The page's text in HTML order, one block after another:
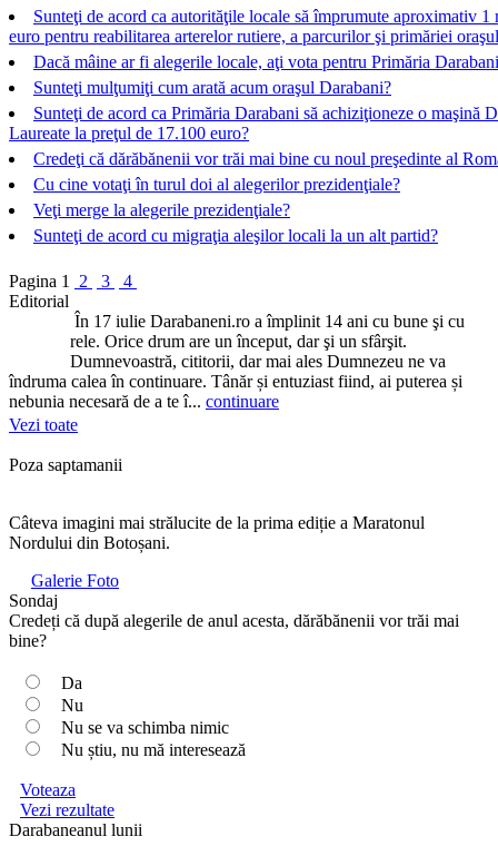
Sunteţi de acord ca autorităţile locale să împrumute aproximativ 1
euro pentru reabilitarea arterelor rutiere, a parcurilor şi primăriei
Dacă mâine ar fi alegerile locale, aţi vota pentru Primăria
Sunteţi mulţumiţi cum arată acum oraşul Darabani?
Sunteţi de acord ca Primăria Darabani să achiziţioneze o maşină
Laureate la preţul de 17.100 euro?
Credeţi că dărăbănenii vor trăi mai bine cu noul preşedinte al
Cu cine votaţi în turul doi al alegerilor prezidenţiale?
Veţi merge la alegerile prezidenţiale?
Sunteţi de acord cu migraţia aleşilor locali la un alt partid?
Pagina 1 2 3
4
Editorial
În 17 iulie Darabaneni.ro a împlinit 14 ani cu bune şi cu
rele. Orice drum are un început, dar şi un sfârşit.
Dumnevoastră, cititorii, dar mai ales Dumnezeu ne va
îndruma calea în continuare. Tânăr și entuziast fiind, ai puterea și
nebunia necesară de a te î... continuare
Vezi toate
Poza saptamanii
Câteva imagini mai strălucite de la prima ediție a Maratonul
Nordului din Botoșani.
Galerie Foto
Sondaj
Credeți că după alegerile de anul acesta, dărăbănenii vor trăi mai
bine?
Da
Nu
Nu se va schimba nimic
Nu știu, nu mă interesează
Voteaza
Vezi rezultate
Darabaneanul lunii